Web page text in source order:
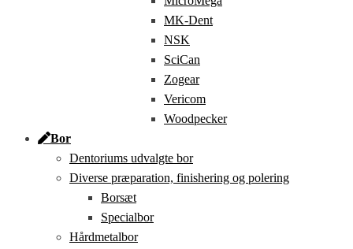
MK-Dent
NSK
SciCan
Zogear
Vericom
Woodpecker
Bor
Dentoriums udvalgte bor
Diverse præparation, finishering og polering
Borsæt
Specialbor
Hårdmetalbor